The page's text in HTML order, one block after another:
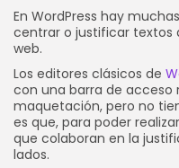
POR
CATEGORÍAS DE
Tutoriales
112 Artículos
En WordPress hay
centrar o justificar textos
web.
Los editores clásicos de
con una barra de acceso
maquetación, pero no
es que, para poder
que colaboran en la
lados.